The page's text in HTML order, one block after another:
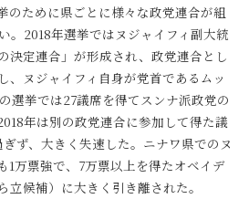
のために県ごとに様々な政党連合が組
。2018年選挙ではヌジャイフィ副大統
決定連合」が形成され、政党連合とし
、ヌジャイフィ自身が党首であるムッ
選挙では27議席を得てスンナ派政党の
年は別の政党連合に参加して得た議
ず、大きく失速した。ニナワ県でのヌ
1万票強で、7万票以上を得たオベイデ
立候補）に大きく引き離された。